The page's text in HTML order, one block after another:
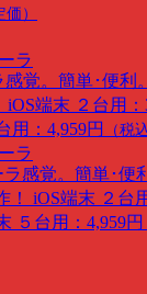
価）
ラ
覚。簡単･便利
iOS端末 ２台用：
用：4,959円 （税
ラ
感覚。簡単･便
！ iOS端末 ２台
５台用：4,959円